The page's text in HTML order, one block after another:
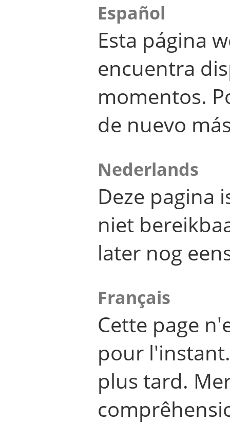
Español
Esta página
encuentra
momentos.
de nuevo
Nederlands
Deze pagina
niet
later nog
Français
Cette page
pour
plus tard.